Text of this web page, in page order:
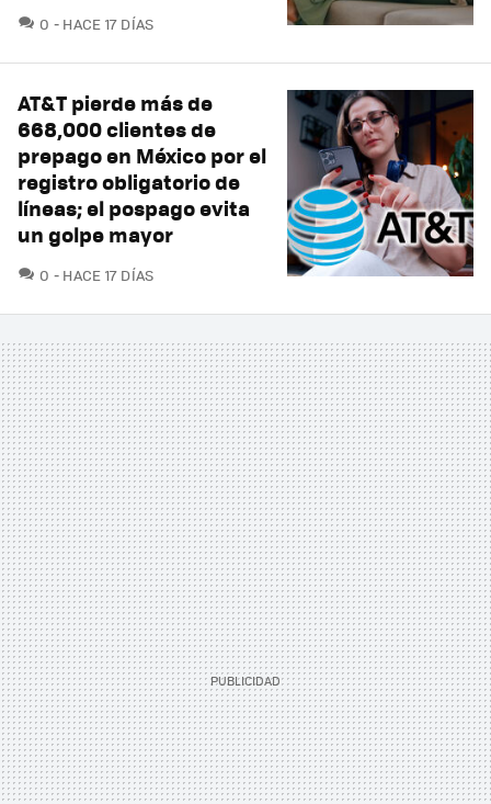
0 COMENTARIOS
HACE 17 DÍAS
AT&T pierde más de
668,000 clientes de
prepago en México por el
registro obligatorio de
líneas; el pospago evita
un golpe mayor
0 COMENTARIOS
HACE 17 DÍAS